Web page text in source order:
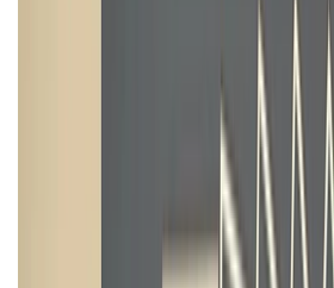
Cập nhật bảng giá điện thoại
Tư vấn mua hàng (miễn phí):